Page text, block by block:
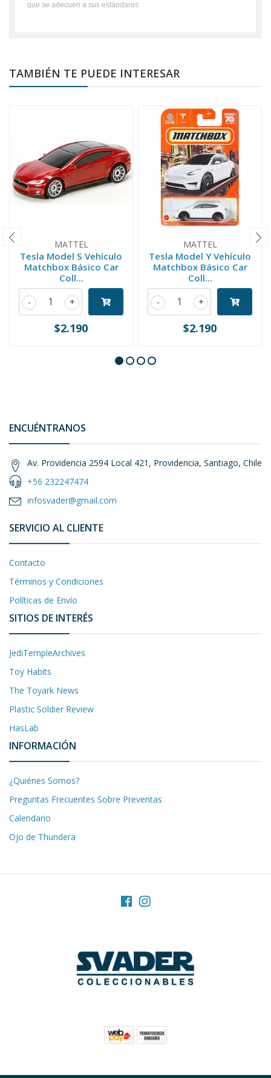
que se adecuen a sus estándares.
TAMBIÉN TE PUEDE INTERESAR
MATTEL
Tesla Model S Vehículo
Matchbox Básico Car
Coll...
+
-
$2.190
MATTEL
Tesla Model Y Vehículo
Matchbox Básico Car
Coll...
+
-
$2.190
ENCUÉNTRANOS
Av. Providencia 2594 Local 421, Providencia, Santiago, Chile
+56 232247474
infosvader@gmail.com
SERVICIO AL CLIENTE
Contacto
Términos y Condiciones
Políticas de Envío
SITIOS DE INTERÉS
JediTempleArchives
Toy Habits
The Toyark News
Plastic Soldier Review
HasLab
INFORMACIÓN
¿Quiénes Somos?
Preguntas Frecuentes Sobre Preventas
Calendario
Ojo de Thundera